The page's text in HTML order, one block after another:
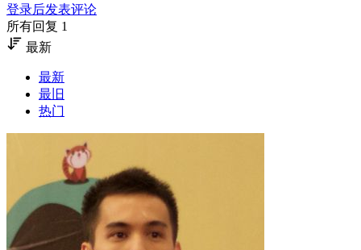
登录后发表评论
所有回复 1
最新
最新
最旧
热门